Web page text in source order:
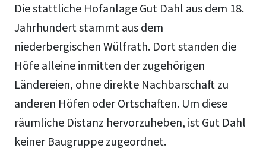
Die stattliche Hofanlage Gut Dahl aus dem 18.
Jahrhundert stammt aus dem
niederbergischen Wülfrath. Dort standen die
Höfe alleine inmitten der zugehörigen
Ländereien, ohne direkte Nachbarschaft zu
anderen Höfen oder Ortschaften. Um diese
räumliche Distanz hervorzuheben, ist Gut Dahl
keiner Baugruppe zugeordnet.